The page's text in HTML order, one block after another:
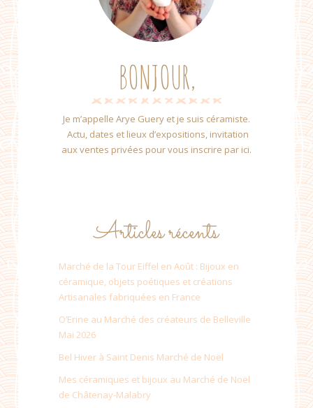
BONJOUR,
Je m’appelle Arye Guery et je suis céramiste.
Actu, dates et lieux d’expositions, invitation
aux ventes privées pour vous inscrire par ici.
Articles récents
Marché de la Tour Eiffel en Août : Bijoux en
céramique, objets poétiques et créations
Artisanales fabriquées en France
O’Erine au Marché des créateurs de Belleville
Mai 2026
Bel Hiver à Saint Denis Marché de Noël
Mes céramiques et bijoux au Marché de Noël
de Châtenay-Malabry